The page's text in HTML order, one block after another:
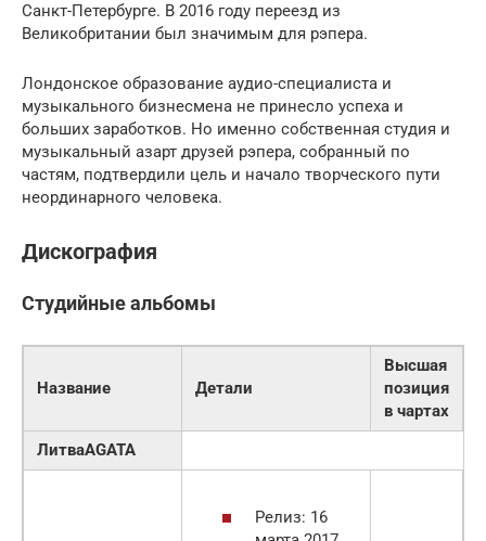
Санкт-Петербурге. В 2016 году переезд из
Великобритании был значимым для рэпера.
Лондонское образование аудио-специалиста и
музыкального бизнесмена не принесло успеха и
больших заработков. Но именно собственная студия и
музыкальный азарт друзей рэпера, собранный по
частям, подтвердили цель и начало творческого пути
неординарного человека.
Дискография
Студийные альбомы
Название Детали
Высшая
позиция
в чартах
ЛитваAGATA
Релиз: 16